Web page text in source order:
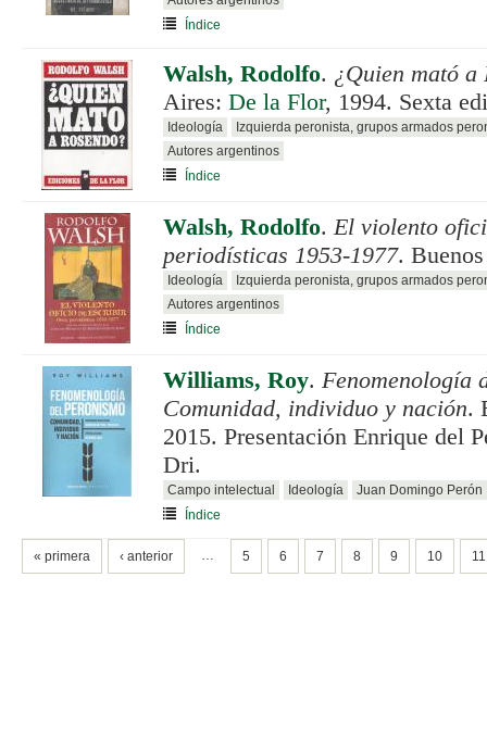
Índice
Walsh, Rodolfo. ¿Quien mató a
Aires: De la Flor, 1994. Sexta
Ideología
Izquierda peronista, grupos armados
Autores argentinos
Índice
Walsh, Rodolfo. El violento
periodísticas 1953-1977.
Ideología
Izquierda peronista, grupos armados
Autores argentinos
Índice
Williams, Roy. Fenomenología
Comunidad, individuo y nación.
2015. Presentación Enrique del
Dri.
Campo intelectual Ideología
Juan Domingo Perón
Índice
PÁGINAS
« primera ‹ anterior 5 6 7 8 9 10 11